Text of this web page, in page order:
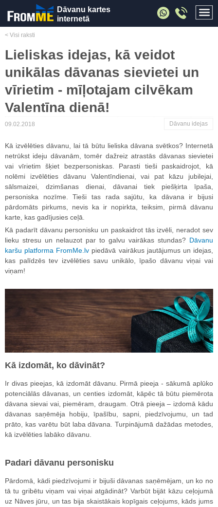
Dāvanu kartes
internetā
< Visi raksti
Lieliskas idejas, kā veidot
unikālas dāvanas sievietei un
vīrietim - mīļotajam cilvēkam
Valentīna dienā!
09.02.2018 Dāvanu idejas
Kā izvēlēties dāvanu, lai tā būtu lieliska dāvana svētkos? Internetā
netrūkst ideju dāvanām, tomēr dažreiz atrastās dāvanas sievietei
vai vīrietim šķiet bezpersoniskas. Parasti tieši paskaidrojot, kā
nolēmi izvēlēties dāvanu Valentīndienai, vai pat kāzu jubilejai,
sālsmaizei, dzimšanas dienai, dāvanai tiek piešķirta īpaša,
personiska nozīme. Tieši tas rada sajūtu, ka dāvana ir bijusi
pārdomāts pirkums, nevis ka ir nopirkta, teiksim, pirmā dāvanu
karte, kas gadījusies ceļā.
Kā padarīt dāvanu personisku un paskaidrot tās izvēli, neradot sev
lieku stresu un nelauzot par to galvu vairākas stundas? Dāvanu
karšu platforma FromMe.lv piedāvā vairākus jautājumus un idejas,
kas palīdzēs tev izvēlēties savu unikālo, īpašo dāvanu viņai vai
viņam!
Kā izdomāt, ko dāvināt?
Ir divas pieejas, kā izdomāt dāvanu. Pirmā pieeja - sākumā aplūko
potenciālās dāvanas, un centies izdomāt, kāpēc tā būtu piemērota
dāvana sievai vai, piemēram, draugam. Otrā pieeja – izdomā kādu
dāvanas saņēmēja hobiju, īpašību, sapni, piedzīvojumu, un tad
prāto, kas varētu būt laba dāvana. Turpinājumā dažādas metodes,
kā izvēlēties labāko dāvanu.
Padari dāvanu personisku
Pārdomā, kādi piedzīvojumi ir bijuši dāvanas saņēmējam, un ko no
tā tu gribētu viņam vai viņai atgādināt? Varbūt bijāt kāzu ceļojumā
uz Nāves jūru, un tas bija skaistākais kopīgais ceļojums, kāds jums